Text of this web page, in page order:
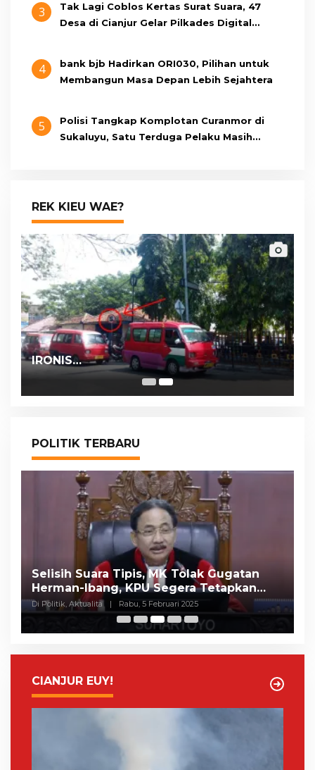
3
Tak Lagi Coblos Kertas Surat Suara, 47
Desa di Cianjur Gelar Pilkades Digital
4
bank bjb Hadirkan ORI030, Pilihan untuk
Membangun Masa Depan Lebih Sejahtera
5
Polisi Tangkap Komplotan Curanmor di
Sukaluyu, Satu Terduga Pelaku Masih
REK KIEU WAE?
IRONIS…
POLITIK TERBARU
Selisih Suara Tipis, MK Tolak Gugatan
Herman-Ibang, KPU Segera Tetapkan
Wahyu-Ramzi
Di Politik, Aktualita | Rabu, 5 Februari 2025
CIANJUR EUY!